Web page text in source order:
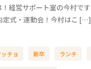
経営サポート室の今村です
定式・運動会！今村はこ […]
チョ 新卒 ランチ